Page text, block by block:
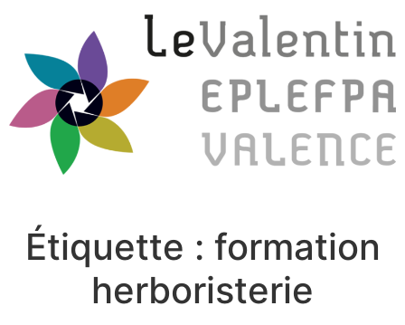
Étiquette : formation
herboristerie